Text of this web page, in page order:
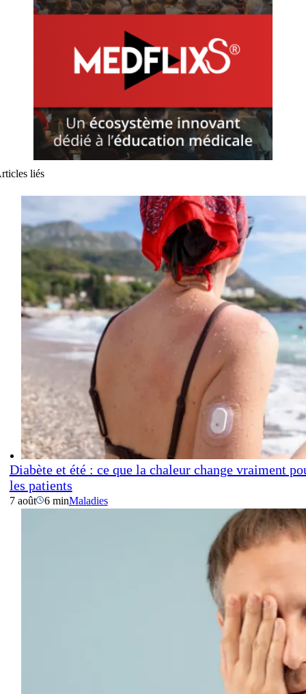
liés
Diabète et été : ce que la chaleur change vraiment
les patients
7 août 6 minMaladies